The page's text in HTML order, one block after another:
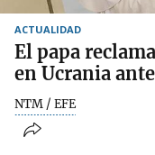
ACTUALIDAD
El papa
en Ucrania
NTM / EFE